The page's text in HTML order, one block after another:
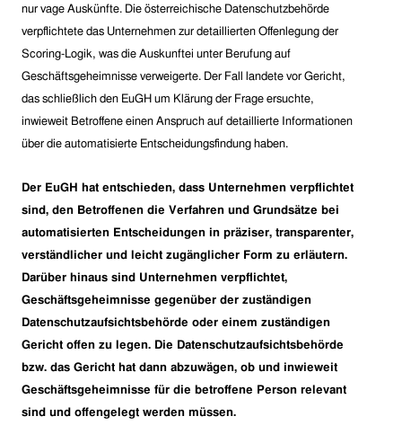
nur vage Auskünfte. Die österreichische Datenschutzbehörde
verpflichtete das Unternehmen zur detaillierten Offenlegung der
Scoring-Logik, was die Auskunftei unter Berufung auf
Geschäftsgeheimnisse verweigerte. Der Fall landete vor Gericht,
das schließlich den EuGH um Klärung der Frage ersuchte,
inwieweit Betroffene einen Anspruch auf detaillierte Informationen
über die automatisierte Entscheidungsfindung haben.
Der EuGH hat entschieden, dass Unternehmen verpflichtet
sind, den Betroffenen die Verfahren und Grundsätze bei
automatisierten Entscheidungen in präziser, transparenter,
verständlicher und leicht zugänglicher Form zu erläutern.
Darüber hinaus sind Unternehmen verpflichtet,
Geschäftsgeheimnisse gegenüber der zuständigen
Datenschutzaufsichtsbehörde oder einem zuständigen
Gericht offen zu legen. Die Datenschutzaufsichtsbehörde
bzw. das Gericht hat dann abzuwägen, ob und inwieweit
Geschäftsgeheimnisse für die betroffene Person relevant
sind und offengelegt werden müssen.